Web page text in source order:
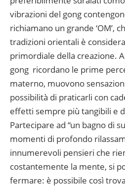
vibrazioni del gong
richiamano un grande ‘OM’,
tradizioni orientali è
primordiale della creazione.
gong ricordano le prime
materno, muovono
possibilità di praticarli con
effetti sempre più tangibili e
Partecipare ad “un bagno di
momenti di profondo
innumerevoli pensieri che
costantemente la mente, si
fermare: è possibile così